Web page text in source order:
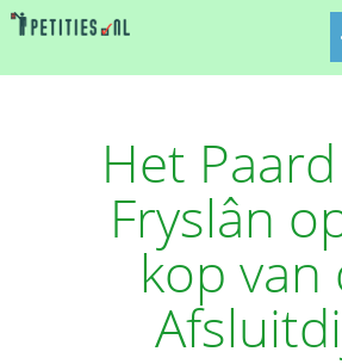
Het
Fryslân
kop van